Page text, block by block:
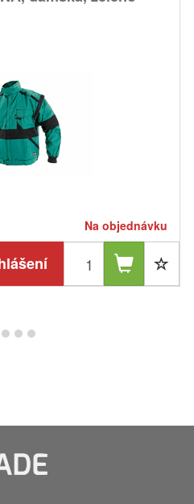
Na objednávku